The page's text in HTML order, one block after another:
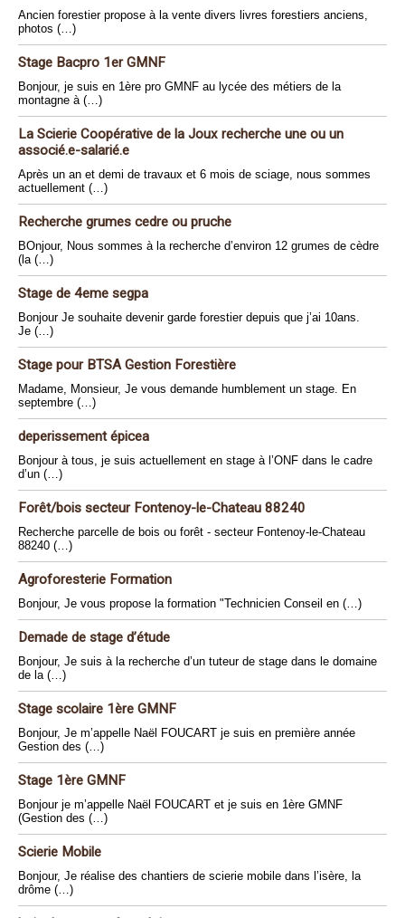
Ancien forestier propose à la vente divers livres forestiers anciens,
photos (…)
Stage Bacpro 1er GMNF
Bonjour, je suis en 1ère pro GMNF au lycée des métiers de la
montagne à (…)
La Scierie Coopérative de la Joux recherche une ou un
associé.e-salarié.e
Après un an et demi de travaux et 6 mois de sciage, nous sommes
actuellement (…)
Recherche grumes cedre ou pruche
BOnjour, Nous sommes à la recherche d’environ 12 grumes de cèdre
(la (…)
Stage de 4eme segpa
Bonjour Je souhaite devenir garde forestier depuis que j’ai 10ans.
Je (…)
Stage pour BTSA Gestion Forestière
Madame, Monsieur, Je vous demande humblement un stage. En
septembre (…)
deperissement épicea
Bonjour à tous, je suis actuellement en stage à l’ONF dans le cadre
d’un (…)
Forêt/bois secteur Fontenoy-le-Chateau 88240
Recherche parcelle de bois ou forêt - secteur Fontenoy-le-Chateau
88240 (…)
Agroforesterie Formation
Bonjour, Je vous propose la formation "Technicien Conseil en (…)
Demade de stage d’étude
Bonjour, Je suis à la recherche d’un tuteur de stage dans le domaine
de la (…)
Stage scolaire 1ère GMNF
Bonjour, Je m’appelle Naël FOUCART je suis en première année
Gestion des (…)
Stage 1ère GMNF
Bonjour je m’appelle Naël FOUCART et je suis en 1ère GMNF
(Gestion des (…)
Scierie Mobile
Bonjour, Je réalise des chantiers de scierie mobile dans l’isère, la
drôme (…)